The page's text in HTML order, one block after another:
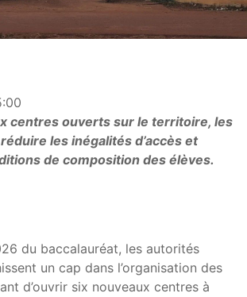
centres ouverts sur le territoire, les
les inégalités d’accès et
de composition des élèves.
du baccalauréat, les autorités
un cap dans l’organisation des
d’ouvrir six nouveaux centres à